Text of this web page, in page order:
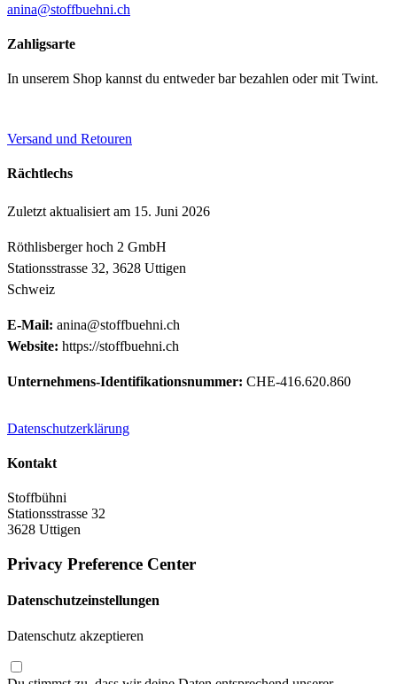
anina@stoffbuehni.ch
Zahligsarte
In unserem Shop kannst du entweder bar bezahlen oder mit Twint.
Versand und Retouren
Rächtlechs
Zuletzt aktualisiert am 15. Juni 2026
Röthlisberger hoch 2 GmbH
Stationsstrasse 32, 3628 Uttigen
Schweiz
E-Mail: anina@stoffbuehni.ch
Website: https://stoffbuehni.ch
Unternehmens-Identifikationsnummer: CHE-416.620.860
Datenschutzerklärung
Kontakt
Stoffbühni
Stationsstrasse 32
3628 Uttigen
Privacy Preference Center
Datenschutzeinstellungen
Datenschutz akzeptieren